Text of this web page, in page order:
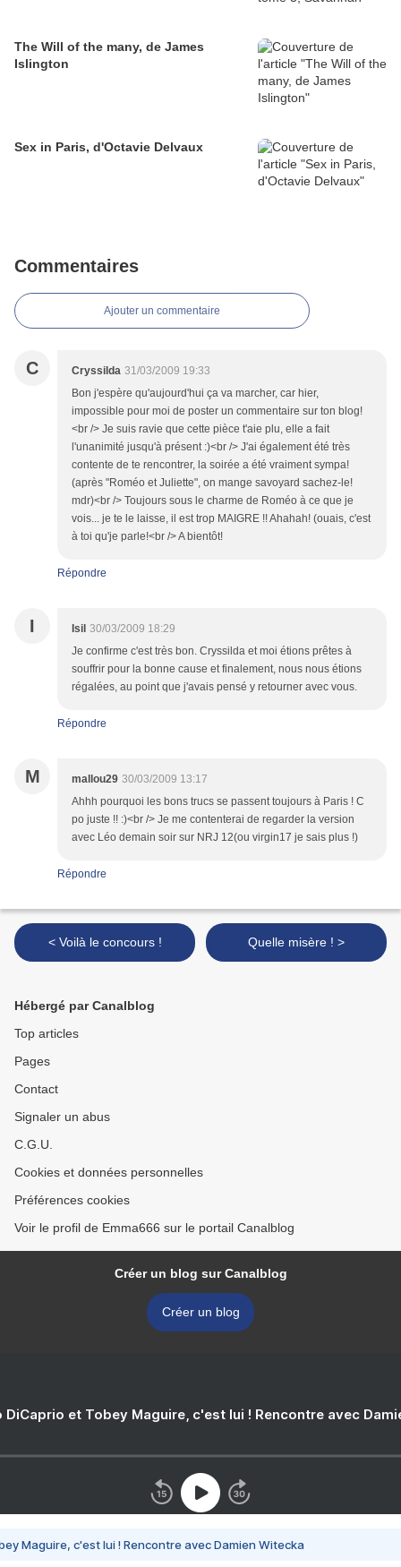
The Will of the many, de James
Islington
Sex in Paris, d'Octavie Delvaux
Commentaires
Ajouter un commentaire
C Cryssilda 31/03/2009 19:33
Bon j'espère qu'aujourd'hui ça va marcher, car hier,
impossible pour moi de poster un commentaire sur ton blog!
<br /> Je suis ravie que cette pièce t'aie plu, elle a fait
l'unanimité jusqu'à présent :)<br /> J'ai également été très
contente de te rencontrer, la soirée a été vraiment sympa!
(après "Roméo et Juliette", on mange savoyard sachez-le!
mdr)<br /> Toujours sous le charme de Roméo à ce que je
vois... je te le laisse, il est trop MAIGRE !! Ahahah! (ouais, c'est
à toi qu'je parle!<br /> A bientôt!
Répondre
I Isil 30/03/2009 18:29
Je confirme c'est très bon. Cryssilda et moi étions prêtes à
souffrir pour la bonne cause et finalement, nous nous étions
régalées, au point que j'avais pensé y retourner avec vous.
Répondre
M mallou29 30/03/2009 13:17
Ahhh pourquoi les bons trucs se passent toujours à Paris ! C
po juste !! :)<br /> Je me contenterai de regarder la version
avec Léo demain soir sur NRJ 12(ou virgin17 je sais plus !)
Répondre
< Voilà le concours ! Quelle misère ! >
Hébergé par Canalblog
Top articles
Pages
Contact
Signaler un abus
C.G.U.
Cookies et données personnelles
Préférences cookies
Voir le profil de Emma666 sur le portail Canalblog
Créer un blog sur Canalblog
Créer un blog
DiCaprio et Tobey Maguire, c'est lui ! Rencontre avec
Maguire, c'est lui ! Rencontre avec Damien Witecka